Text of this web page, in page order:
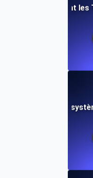
Quels sont les
Qu'est-ce que les